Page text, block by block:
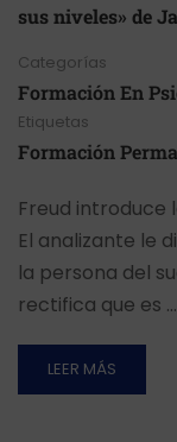
sus niveles» de
Categorías
Formación En
Etiquetas
Formación
Freud introduce
El analizante le
la persona del
rectifica que es …
LEER MÁS